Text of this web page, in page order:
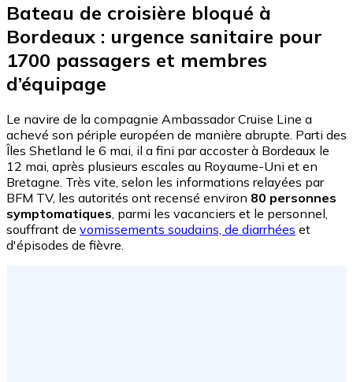
Bateau de croisière bloqué à
Bordeaux : urgence sanitaire pour
1700 passagers et membres
d’équipage
Le navire de la compagnie Ambassador Cruise Line a
achevé son périple européen de manière abrupte. Parti des
Îles Shetland le 6 mai, il a fini par accoster à Bordeaux le
12 mai, après plusieurs escales au Royaume-Uni et en
Bretagne. Très vite, selon les informations relayées par
BFM TV, les autorités ont recensé environ 80 personnes
symptomatiques, parmi les vacanciers et le personnel,
souffrant de vomissements soudains, de diarrhées et
d'épisodes de fièvre.